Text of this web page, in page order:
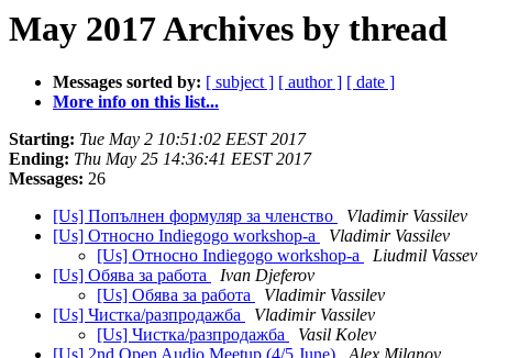
May 2017 Archives by thread
Messages sorted by: [ subject ] [ author ] [ date ]
More info on this list...
Starting: Tue May 2 10:51:02 EEST 2017
Ending: Thu May 25 14:36:41 EEST 2017
Messages: 26
[Us] Попълнен формуляр за членство
Vladimir Vassilev
[Us] Относно Indiegogo workshop-а
Vladimir Vassilev
[Us] Относно Indiegogo workshop-а
Liudmil Vassev
[Us] Обява за работа
Ivan Djeferov
[Us] Обява за работа
Vladimir Vassilev
[Us] Чистка/разпродажба
Vladimir Vassilev
[Us] Чистка/разпродажба
Vasil Kolev